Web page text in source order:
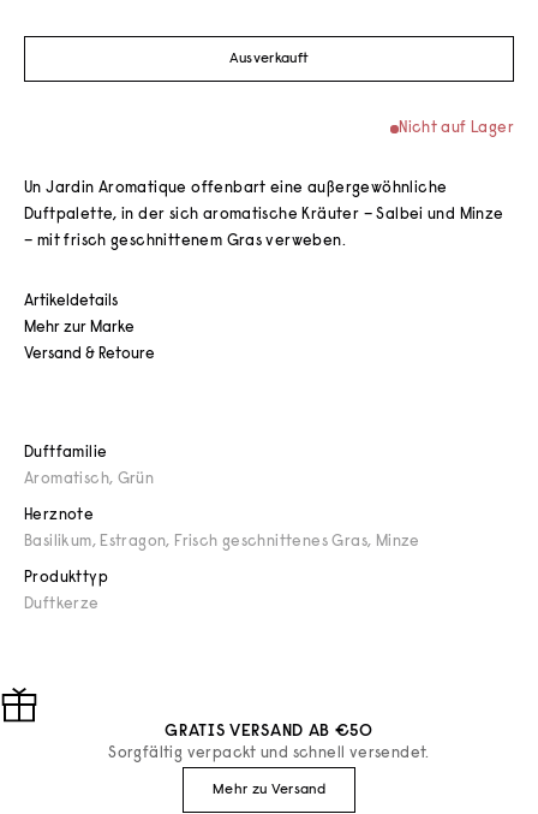
Duftfamilie
Aromatisch, Grün
Herznote
Basilikum, Estragon, Frisch geschnittenes Gras, Minze
Produkttyp
Duftkerze
Ausverkauft
Nicht auf Lager
Un Jardin Aromatique offenbart eine außergewöhnliche
Duftpalette, in der sich aromatische Kräuter – Salbei und Minze
– mit frisch geschnittenem Gras verweben.
Artikeldetails
Mehr zur Marke
Versand & Retoure
GRATIS VERSAND AB €50
Sorgfältig verpackt und schnell versendet.
Mehr zu Versand